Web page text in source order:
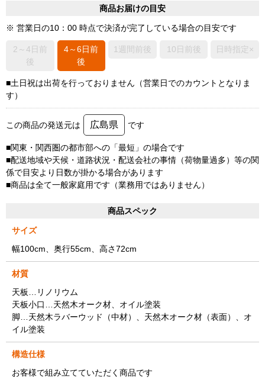
商品お届けの目安
※ 営業日の10：00 時点で決済が完了している場合の目安です
2～4日前
後
4～6日前
後
1週間前後 10日前後 日時指定×
■土日祝は出荷を行っておりません（営業日でのカウントとなりま
す）
この商品の発送元は 広島県 です
■関東・関西圏の都市部への「最短」の場合です
■配送地域や天候・道路状況・配送会社の事情（荷物量過多）等の関
係で目安より日数が掛かる場合があります
■商品は全て一般家庭用です（業務用ではありません）
商品スペック
サイズ
幅100cm、奥行55cm、高さ72cm
材質
天板…リノリウム
天板小口…天然木オーク材、オイル塗装
脚…天然木ラバーウッド（中材）、天然木オーク材（表面）、オ
イル塗装
構造仕様
お客様で組み立てていただく商品です